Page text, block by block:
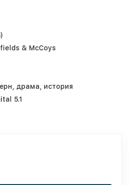
& McCoys
драма, история
5.1